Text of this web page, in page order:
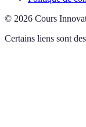
© 2026 Cours
Certains liens sont